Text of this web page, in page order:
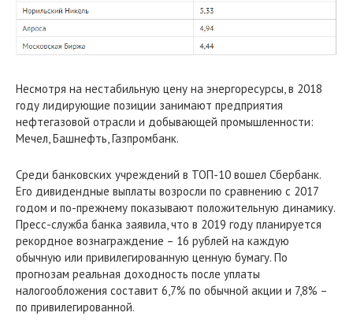
Несмотря на нестабильную цену на энергоресурсы, в 2018
году лидирующие позиции занимают предприятия
нефтегазовой отрасли и добывающей промышленности:
Мечел, Башнефть, Газпромбанк.
Среди банковских учреждений в ТОП-10 вошел Сбербанк.
Его дивидендные выплаты возросли по сравнению с 2017
годом и по-прежнему показывают положительную динамику.
Пресс-служба банка заявила, что в 2019 году планируется
рекордное вознаграждение – 16 рублей на каждую
обычную или привилегированную ценную бумагу. По
прогнозам реальная доходность после уплаты
налогообложения составит 6,7% по обычной акции и 7,8% –
по привилегированной.